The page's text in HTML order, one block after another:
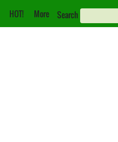
HOT! More Search